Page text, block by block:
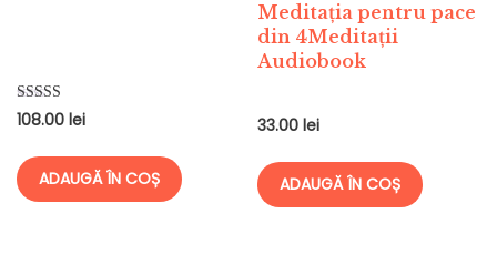
Evaluat la
5.00
108.00 lei
ADAUGĂ ÎN COȘ
Meditația pentru pace
din 4Meditații
Audiobook
33.00lei
ADAUGĂ ÎN COȘ